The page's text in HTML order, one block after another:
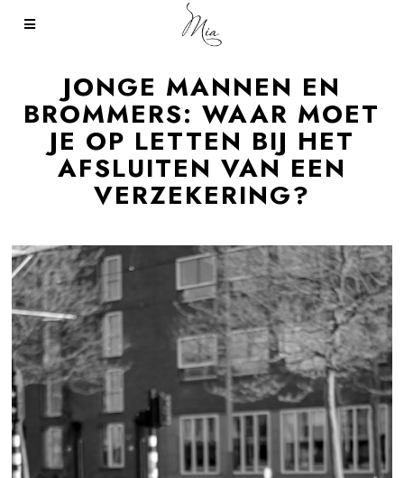
JONGE MANNEN EN
BROMMERS: WAAR MOET
JE OP LETTEN BIJ HET
AFSLUITEN VAN EEN
VERZEKERING?